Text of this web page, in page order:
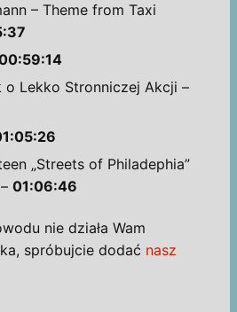
– Theme from Taxi
o Lekko Stronniczej Akcji –
„Streets of Philadephia”
01:06:46
nie działa Wam
spróbujcie dodać nasz